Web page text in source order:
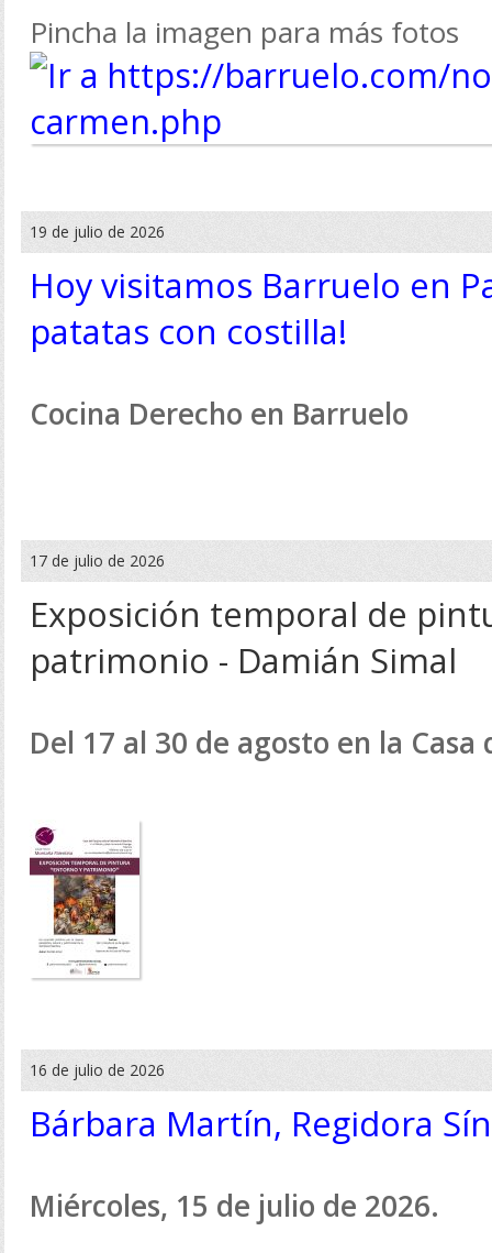
Pincha la imagen para más fotos
19 de julio de 2026
Hoy visitamos Barruelo en
patatas con costilla!
Cocina Derecho en Barruelo
17 de julio de 2026
Exposición temporal de
patrimonio - Damián Simal
Del 17 al 30 de agosto en la
16 de julio de 2026
Bárbara Martín, Regidora
Miércoles, 15 de julio de 2026.